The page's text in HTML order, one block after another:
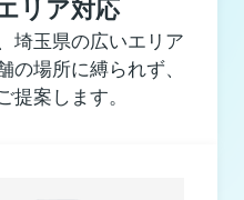
リア対応
埼玉県の広いエリア
の場所に縛られず、
提案します。